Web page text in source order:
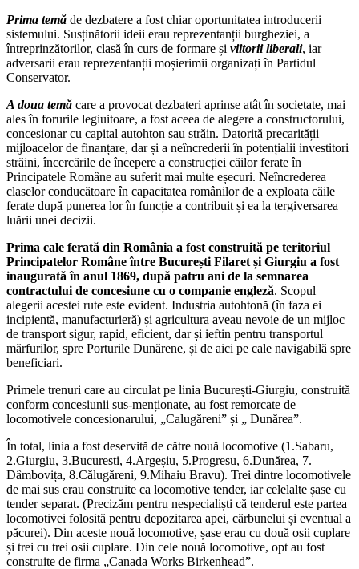
Prima temă de dezbatere a fost chiar oportunitatea introducerii
sistemului. Susținătorii ideii erau reprezentanții burgheziei, a
întreprinzătorilor, clasă în curs de formare și viitorii liberali, iar
adversarii erau reprezentanții moșierimii organizați în Partidul
Conservator.
A doua temă care a provocat dezbateri aprinse atât în societate, mai
ales în forurile legiuitoare, a fost aceea de alegere a constructorului,
concesionar cu capital autohton sau străin. Datorită precarității
mijloacelor de finanțare, dar și a neîncrederii în potențialii investitori
străini, încercările de începere a construcției căilor ferate în
Principatele Române au suferit mai multe eșecuri. Neîncrederea
claselor conducătoare în capacitatea românilor de a exploata căile
ferate după punerea lor în funcție a contribuit și ea la tergiversarea
luării unei decizii.
Prima cale ferată din România a fost construită pe teritoriul
Principatelor Române între București Filaret și Giurgiu a fost
inaugurată în anul 1869, după patru ani de la semnarea
contractului de concesiune cu o companie engleză. Scopul
alegerii acestei rute este evident. Industria autohtonă (în faza ei
incipientă, manufacturieră) și agricultura aveau nevoie de un mijloc
de transport sigur, rapid, eficient, dar și ieftin pentru transportul
mărfurilor, spre Porturile Dunărene, și de aici pe cale navigabilă spre
beneficiari.
Primele trenuri care au circulat pe linia București-Giurgiu, construită
conform concesiunii sus-menționate, au fost remorcate de
locomotivele concesionarului, „Calugăreni” și „ Dunărea”.
În total, linia a fost deservită de către nouă locomotive (1.Sabaru,
2.Giurgiu, 3.Bucuresti, 4.Argeșiu, 5.Progresu, 6.Dunărea, 7.
Dâmbovița, 8.Călugăreni, 9.Mihaiu Bravu). Trei dintre locomotivele
de mai sus erau construite ca locomotive tender, iar celelalte șase cu
tender separat. (Precizăm pentru nespecialiști că tenderul este partea
locomotivei folosită pentru depozitarea apei, cărbunelui și eventual a
păcurei). Din aceste nouă locomotive, șase erau cu două osii cuplare
și trei cu trei osii cuplare. Din cele nouă locomotive, opt au fost
construite de firma „Canada Works Birkenhead”.